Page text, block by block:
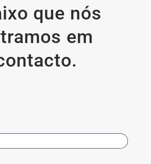
que nós
em